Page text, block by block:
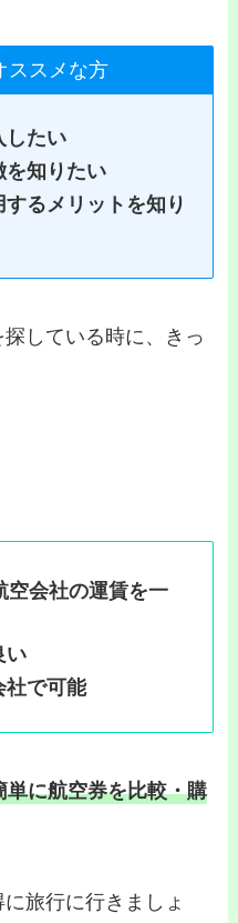
ススメな方
したい
を知りたい
するメリットを知り
している時に、きっ
空会社の運賃を一
い
社で可能
に航空券を比較・購
旅行に行きましょ